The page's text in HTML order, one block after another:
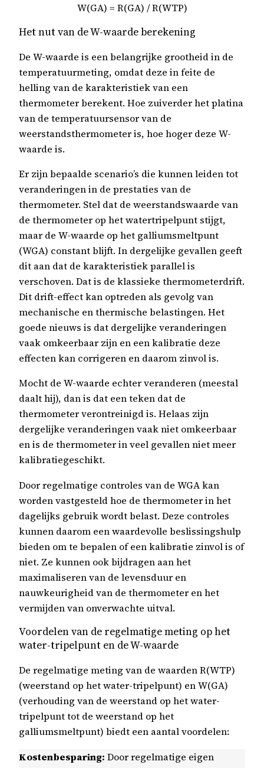
W(GA) = R(GA) / R(WTP)
Het nut van de W-waarde berekening
De W-waarde is een belangrijke grootheid in de
temperatuurmeting, omdat deze in feite de
helling van de karakteristiek van een
thermometer berekent. Hoe zuiverder het platina
van de temperatuursensor van de
weerstandsthermometer is, hoe hoger deze W-
waarde is.
Er zijn bepaalde scenario’s die kunnen leiden tot
veranderingen in de prestaties van de
thermometer. Stel dat de weerstandswaarde van
de thermometer op het watertripelpunt stijgt,
maar de W-waarde op het galliumsmeltpunt
(WGA) constant blijft. In dergelijke gevallen geeft
dit aan dat de karakteristiek parallel is
verschoven. Dat is de klassieke thermometerdrift.
Dit drift-effect kan optreden als gevolg van
mechanische en thermische belastingen. Het
goede nieuws is dat dergelijke veranderingen
vaak omkeerbaar zijn en een kalibratie deze
effecten kan corrigeren en daarom zinvol is.
Mocht de W-waarde echter veranderen (meestal
daalt hij), dan is dat een teken dat de
thermometer verontreinigd is. Helaas zijn
dergelijke veranderingen vaak niet omkeerbaar
en is de thermometer in veel gevallen niet meer
kalibratiegeschikt.
Door regelmatige controles van de WGA kan
worden vastgesteld hoe de thermometer in het
dagelijks gebruik wordt belast. Deze controles
kunnen daarom een waardevolle beslissingshulp
bieden om te bepalen of een kalibratie zinvol is of
niet. Ze kunnen ook bijdragen aan het
maximaliseren van de levensduur en
nauwkeurigheid van de thermometer en het
vermijden van onverwachte uitval.
Voordelen van de regelmatige meting op het
water-tripelpunt en de W-waarde
De regelmatige meting van de waarden R(WTP)
(weerstand op het water-tripelpunt) en W(GA)
(verhouding van de weerstand op het water-
tripelpunt tot de weerstand op het
galliumsmeltpunt) biedt een aantal voordelen:
Kostenbesparing: Door regelmatige eigen